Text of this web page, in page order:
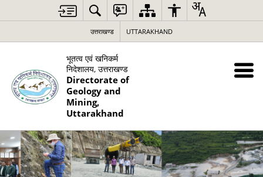
उत्तराखण्ड UTTARAKHAND
भूतत्व एवं खनिकर्म
निदेशालय, उत्तराखण्ड
Directorate of
Geology and
Mining,
Uttarakhand